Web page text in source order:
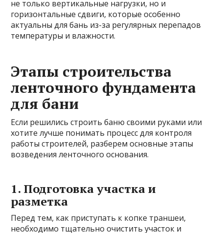
не только вертикальные нагрузки, но и
горизонтальные сдвиги, которые особенно
актуальны для бань из-за регулярных перепадов
температуры и влажности.
Этапы строительства
ленточного фундамента
для бани
Если решились строить баню своими руками или
хотите лучше понимать процесс для контроля
работы строителей, разберем основные этапы
возведения ленточного основания.
1. Подготовка участка и
разметка
Перед тем, как приступать к копке траншеи,
необходимо тщательно очистить участок и